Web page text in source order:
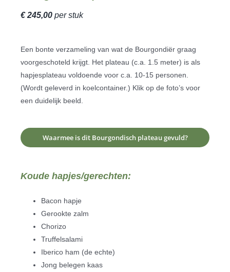
€ 245,00 per stuk
Een bonte verzameling van wat de Bourgondiër graag
voorgeschoteld krijgt. Het plateau (c.a. 1.5 meter) is als
hapjesplateau voldoende voor c.a. 10-15 personen.
(Wordt geleverd in koelcontainer.) Klik op de foto’s voor
een duidelijk beeld.
Waarmee is dit Bourgondisch plateau gevuld?
Koude hapjes/gerechten:
Bacon hapje
Gerookte zalm
Chorizo
Truffelsalami
Iberico ham (de echte)
Jong belegen kaas